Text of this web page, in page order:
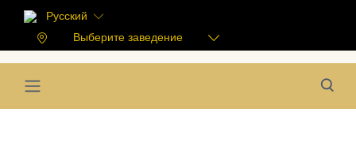
Русский
Выберите заведение